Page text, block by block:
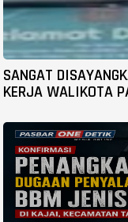
SANGAT
KERJA WALIKOTA